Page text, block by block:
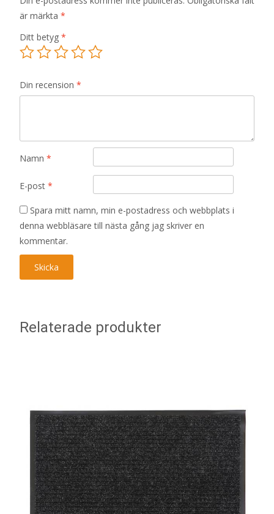
är märkta *
Ditt betyg *
Din recension *
Namn *
E-post *
Spara mitt namn, min e-postadress och webbplats i
denna webbläsare till nästa gång jag skriver en
kommentar.
Relaterade produkter